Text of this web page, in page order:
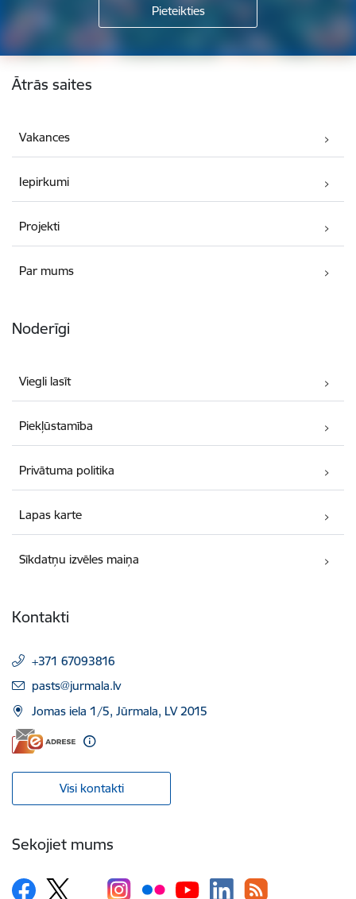
Kājene
Ātrās saites
Vakances
Iepirkumi
Projekti
Par mums
Noderīgi
Viegli lasīt
Piekļūstamība
Privātuma politika
Lapas karte
Sīkdatņu izvēles maiņa
Kontakti
+371 67093816
E-pasts:
pasts@jurmala.lv
Jomas iela 1/5, Jūrmala, LV 2015
Visi kontakti
Sekojiet mums